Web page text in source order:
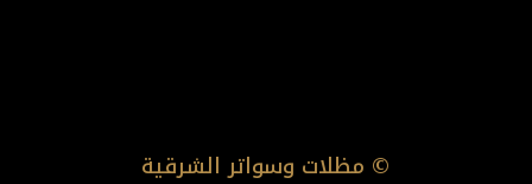
© مظلات وسواتر الشرقية